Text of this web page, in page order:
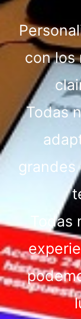
con los
Todas
grandes